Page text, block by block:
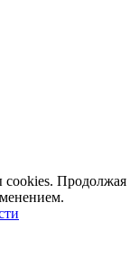
cookies. Продолжая